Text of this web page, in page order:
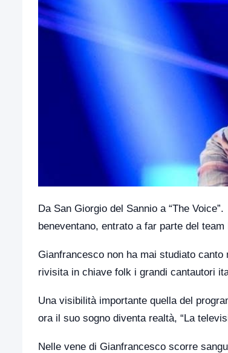
Da San Giorgio del Sannio a “The
beneventano, entrato a far parte del
Gianfrancesco non ha mai studiato
rivisita in chiave folk i grandi cantautori
Una visibilità importante quella del
ora il suo sogno diventa realtà, “La
Nelle vene di Gianfrancesco scorre